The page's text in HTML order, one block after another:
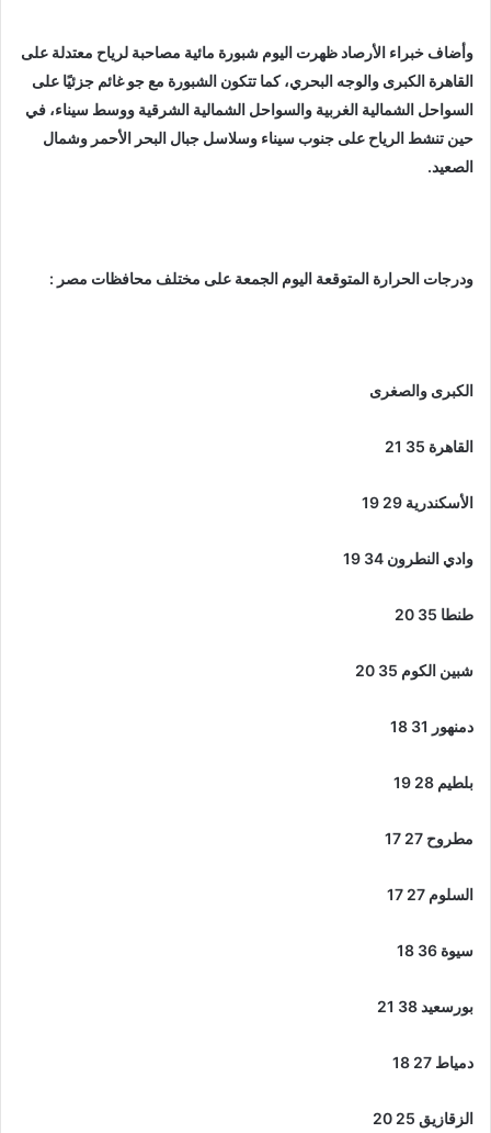
وأضاف خبراء الأرصاد ظهرت اليوم شبورة مائية مصاحبة لرياح معتدلة على
القاهرة الكبرى والوجه البحري، كما تتكون الشبورة مع جو غائم جزئيًا على
السواحل الشمالية الغربية والسواحل الشمالية الشرقية ووسط سيناء، في
حين تنشط الرياح على جنوب سيناء وسلاسل جبال البحر الأحمر وشمال
الصعيد.
ودرجات الحرارة المتوقعة اليوم الجمعة على مختلف محافظات مصر :
الكبرى والصغرى
القاهرة 35 21
الأسكندرية 29 19
وادي النطرون 34 19
طنطا 35 20
شبين الكوم 35 20
دمنهور 31 18
بلطيم 28 19
مطروح 27 17
السلوم 27 17
سيوة 36 18
بورسعيد 38 21
دمياط 27 18
الزقازيق 25 20